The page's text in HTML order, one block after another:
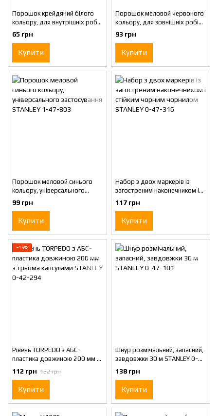
Порошок крейдяний білого
кольору, для внутрішніх робіт
STANLEY 1-47-405
65 грн
Купити
Порошок меловой червоного
кольору, для зовнішніх робіт,
що не змивається STANLEY 1-
47-804
93 грн
Купити
Порошок меловой синього
кольору, універсального
застосування STANLEY 1-47-
99 грн
Купити
Набор з двох маркерів із
загостреним наконечником і
стійким чорним чорнилом
STANLEY 0-47-316
117 грн
Купити
−15%
Рівень TORPEDO з АБС-
пластика довжиною 200 мм з
трьома капсулами STANLEY 0-
42-294
112 грн 132 грн
Купити
Шнур розмічальний, запасний,
завдовжки 30 м STANLEY 0-
47-101
138 грн
Купити